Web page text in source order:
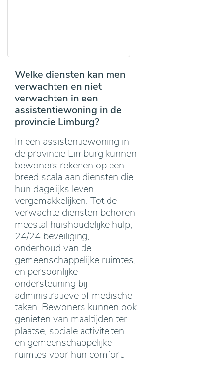
Welke diensten kan men
verwachten en niet
verwachten in een
assistentiewoning in de
provincie Limburg?
In een assistentiewoning in
de provincie Limburg kunnen
bewoners rekenen op een
breed scala aan diensten die
hun dagelijks leven
vergemakkelijken. Tot de
verwachte diensten behoren
meestal huishoudelijke hulp,
24/24 beveiliging,
onderhoud van de
gemeenschappelijke ruimtes,
en persoonlijke
ondersteuning bij
administratieve of medische
taken. Bewoners kunnen ook
genieten van maaltijden ter
plaatse, sociale activiteiten
en gemeenschappelijke
ruimtes voor hun comfort.